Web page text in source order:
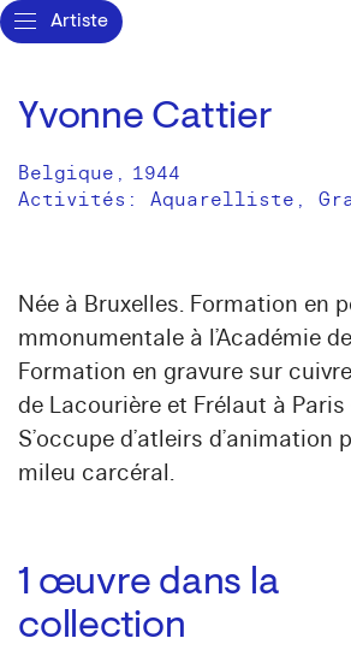
Artiste
Yvonne Cattier
Belgique , 1944
Activités: Aquarelliste
Née à Bruxelles. Formation en
mmonumentale à l’Académie
Formation en gravure sur
de Lacourière et Frélaut à Paris
S’occupe d’atleirs d’animation
mileu carcéral.
1 œuvre dans la
collection